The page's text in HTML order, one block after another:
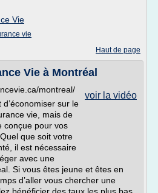
Vie
vie
Haut de page
Vie à Montréal
voir la vidéo
montreal/
sur le
vie, mais de
conçue pour vos
que soit votre
il est nécessaire
avec une
Si vous êtes jeune et êtes en
d’aller vous chercher une